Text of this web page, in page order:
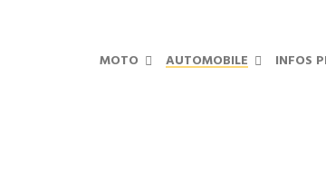
MOTO AUTOMOBILE INFOS